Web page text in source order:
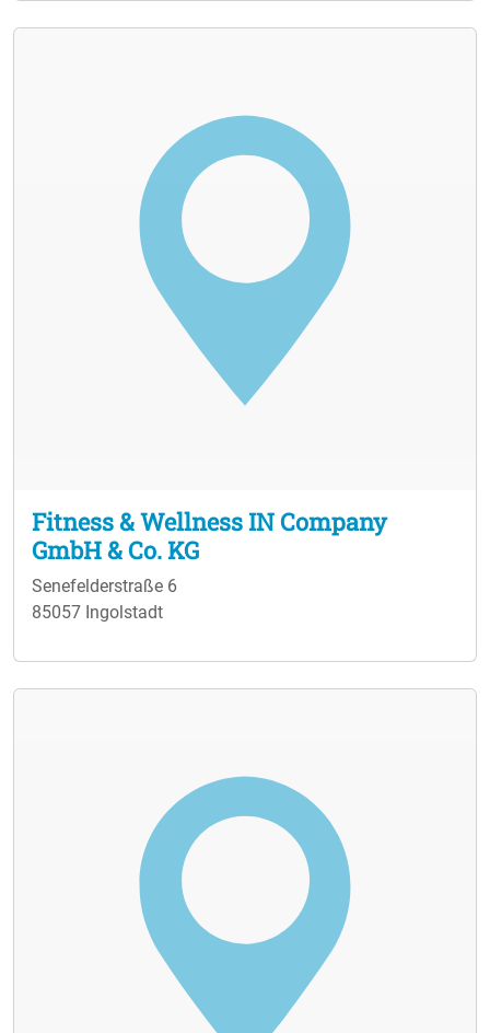
Fitness & Wellness IN Company
GmbH & Co. KG
Senefelderstraße 6
85057 Ingolstadt